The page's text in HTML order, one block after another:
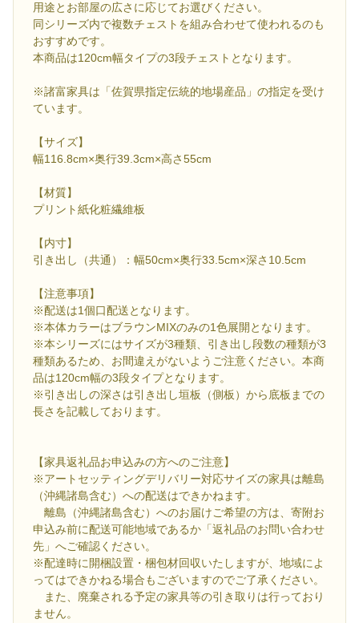
用途とお部屋の広さに応じてお選びください。
同シリーズ内で複数チェストを組み合わせて使われるのも
おすすめです。
本商品は120cm幅タイプの3段チェストとなります。
※諸富家具は「佐賀県指定伝統的地場産品」の指定を受け
ています。
【サイズ】
幅116.8cm×奥行39.3cm×高さ55cm
【材質】
プリント紙化粧繊維板
【内寸】
引き出し（共通）：幅50cm×奥行33.5cm×深さ10.5cm
【注意事項】
※配送は1個口配送となります。
※本体カラーはブラウンMIXのみの1色展開となります。
※本シリーズにはサイズが3種類、引き出し段数の種類が3
種類あるため、お間違えがないようご注意ください。本商
品は120cm幅の3段タイプとなります。
※引き出しの深さは引き出し垣板（側板）から底板までの
長さを記載しております。
【家具返礼品お申込みの方へのご注意】
※アートセッティングデリバリー対応サイズの家具は離島
（沖縄諸島含む）への配送はできかねます。
離島（沖縄諸島含む）へのお届けご希望の方は、寄附お
申込み前に配送可能地域であるか「返礼品のお問い合わせ
先」へご確認ください。
※配達時に開梱設置・梱包材回収いたしますが、地域によ
ってはできかねる場合もございますのでご了承ください。
また、廃棄される予定の家具等の引き取りは行っており
ません。